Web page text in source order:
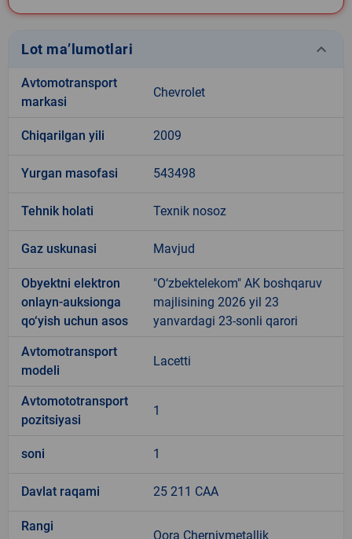
Lot ma’lumotlari keyboard_arrow_down
Avtomotransport
markasi
Chevrolet
Chiqarilgan yili 2009
Yurgan masofasi 543498
Tehnik holati Texnik nosoz
Gaz uskunasi Mavjud
Obyektni elektron
onlayn-auksionga
qo‘yish uchun asos
"O‘zbektelekom" AK boshqaruv
majlisining 2026 yil 23
yanvardagi 23-sonli qarori
Avtomotransport
modeli
Lacetti
Avtomototransport
pozitsiyasi
1
soni 1
Davlat raqami 25 211 CAA
Rangi
Qora Cherniymetallik